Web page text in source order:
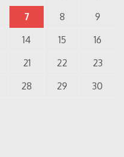
7 8
9
14 15
16
21 22
23
28 29
30